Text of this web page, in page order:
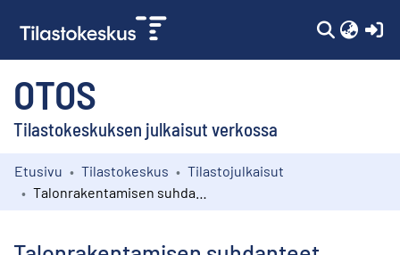
OTOS
Tilastokeskuksen julkaisut verkossa
Kokoelmat
Etusivu Tilastokeskus
Tilastojulkaisut